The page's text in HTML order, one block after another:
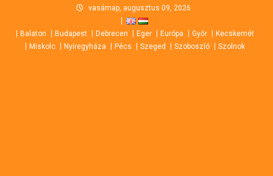
content
vasárnap, augusztus 09, 2026
Balaton Budapest Debrecen Eger Európa Győr
Kecskemét
Miskolc
Nyíregyháza Pécs Szeged Szoboszló Szolnok